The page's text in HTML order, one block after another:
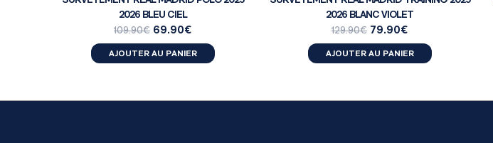
2026 BLEU CIEL
109.90€ 69.90€
AJOUTER AU PANIER
2026 BLANC VIOLET
129.90€ 79.90€
AJOUTER AU PANIER